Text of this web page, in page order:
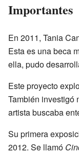
Importantes
En 2011, Tania
Esta es una beca
ella, pudo
Este proyecto
También investigó
artista buscaba
Su primera
2012. Se llamó